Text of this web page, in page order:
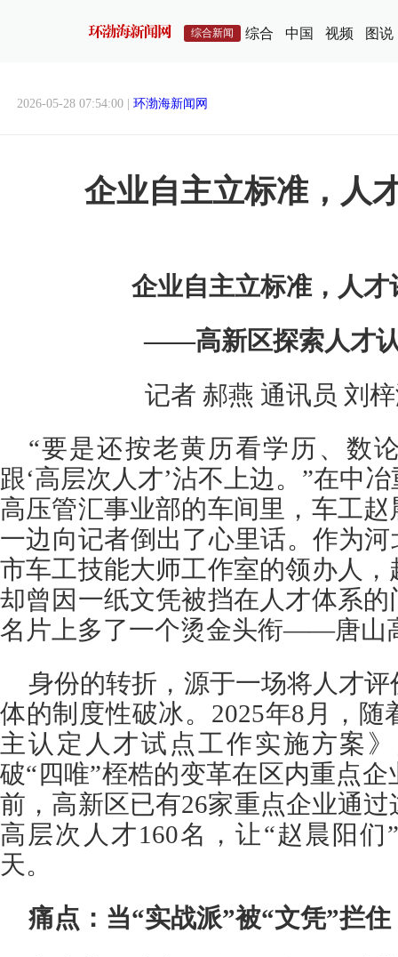
综合新闻 综合 中国 视频 图说
2026-05-28 07:54:00 | 环渤海新闻网
企业自主立标准，人
企业自主立标准，人才
——高新区探索人才
记者 郝燕 通讯员 刘
“要是还按老黄历看学历、数
跟‘高层次人才’沾不上边。”在中
高压管汇事业部的车间里，车工
一边向记者倒出了心里话。作为
市车工技能大师工作室的领办人
却曾因一纸文凭被挡在人才体系
名片上多了一个烫金头衔——唐山
身份的转折，源于一场将人才
体的制度性破冰。2025年8月，
主认定人才试点工作实施方案
破“四唯”桎梏的变革在区内重点
前，高新区已有26家重点企业通
高层次人才160名，让“赵晨阳
天。
痛点：当“实战派”被“文凭”拦住